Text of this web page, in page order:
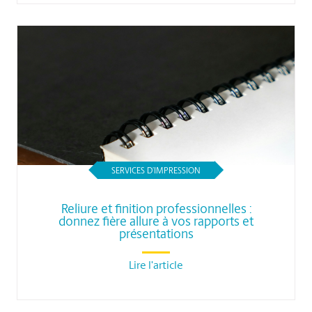
SERVICES D’IMPRESSION
Reliure et finition professionnelles :
donnez fière allure à vos rapports et
présentations
Lire l'article